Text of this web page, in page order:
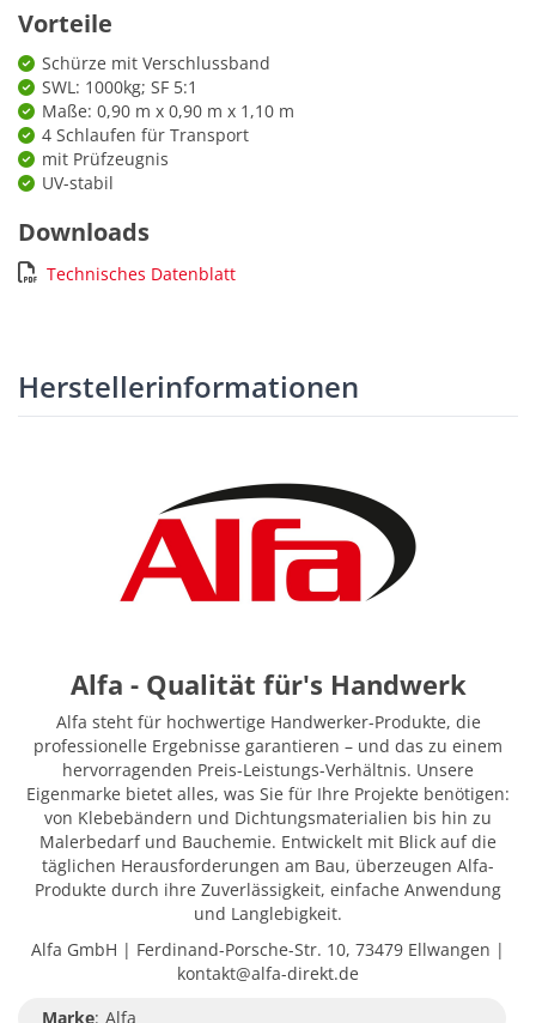
Vorteile
Schürze mit Verschlussband
SWL: 1000kg; SF 5:1
Maße: 0,90 m x 0,90 m x 1,10 m
4 Schlaufen für Transport
mit Prüfzeugnis
UV-stabil
Downloads
Technisches Datenblatt
Herstellerinformationen
Alfa - Qualität für's Handwerk
Alfa steht für hochwertige Handwerker-Produkte, die
professionelle Ergebnisse garantieren – und das zu einem
hervorragenden Preis-Leistungs-Verhältnis. Unsere
Eigenmarke bietet alles, was Sie für Ihre Projekte benötigen:
von Klebebändern und Dichtungsmaterialien bis hin zu
Malerbedarf und Bauchemie. Entwickelt mit Blick auf die
täglichen Herausforderungen am Bau, überzeugen Alfa-
Produkte durch ihre Zuverlässigkeit, einfache Anwendung
und Langlebigkeit.
Alfa GmbH | Ferdinand-Porsche-Str. 10, 73479 Ellwangen |
kontakt@alfa-direkt.de
Marke: Alfa